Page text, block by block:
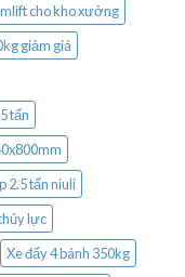
cho kho xưởng
giảm giá
tấn
2.5 tấn niuli
lực
Xe đẩy 4 bánh 350kg